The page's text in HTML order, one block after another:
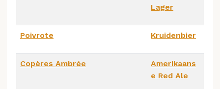
Lager
Poivrote Kruidenbier
Copères Ambrée
Amerikaans
e Red Ale